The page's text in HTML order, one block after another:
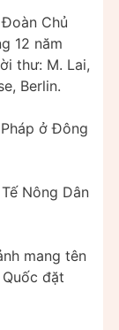
Chủ
12 năm
thư: M. Lai,
Berlin.
Pháp ở Đông
Nông Dân
mang tên
đặt